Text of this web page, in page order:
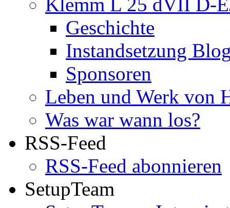
Geschichte
Instandsetzung
Sponsoren
Leben und Werk von
Was war wann los?
RSS-Feed
RSS-Feed abonnieren
SetupTeam